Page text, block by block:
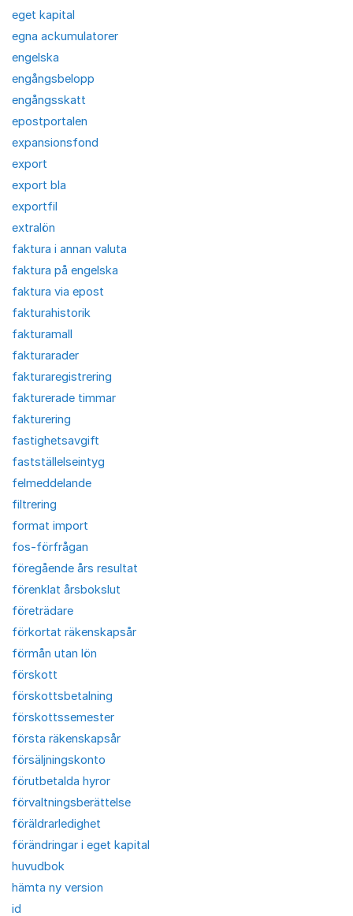
eget kapital
egna ackumulatorer
engelska
engångsbelopp
engångsskatt
epostportalen
expansionsfond
export
export bla
exportfil
extralön
faktura i annan valuta
faktura på engelska
faktura via epost
fakturahistorik
fakturamall
fakturarader
fakturaregistrering
fakturerade timmar
fakturering
fastighetsavgift
fastställelseintyg
felmeddelande
filtrering
format import
fos-förfrågan
föregående års resultat
förenklat årsbokslut
företrädare
förkortat räkenskapsår
förmån utan lön
förskott
förskottsbetalning
förskottssemester
första räkenskapsår
försäljningskonto
förutbetalda hyror
förvaltningsberättelse
föräldrarledighet
förändringar i eget kapital
huvudbok
hämta ny version
id